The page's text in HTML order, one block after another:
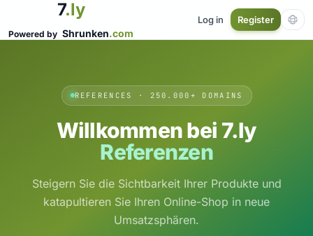
7.ly
Powered by Shrunken.com
Log in Register
REFERENCES · 250.000+ DOMAINS
Willkommen bei 7.ly
Referenzen
Steigern Sie die Sichtbarkeit Ihrer Produkte und
katapultieren Sie Ihren Online-Shop in neue
Umsatzsphären.